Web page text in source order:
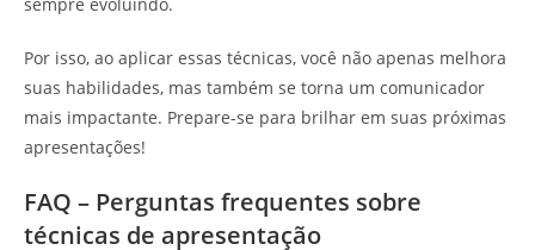
sempre evoluindo.
Por isso, ao aplicar essas técnicas, você não apenas melhora
suas habilidades, mas também se torna um comunicador
mais impactante. Prepare-se para brilhar em suas próximas
apresentações!
FAQ – Perguntas frequentes sobre
técnicas de apresentação